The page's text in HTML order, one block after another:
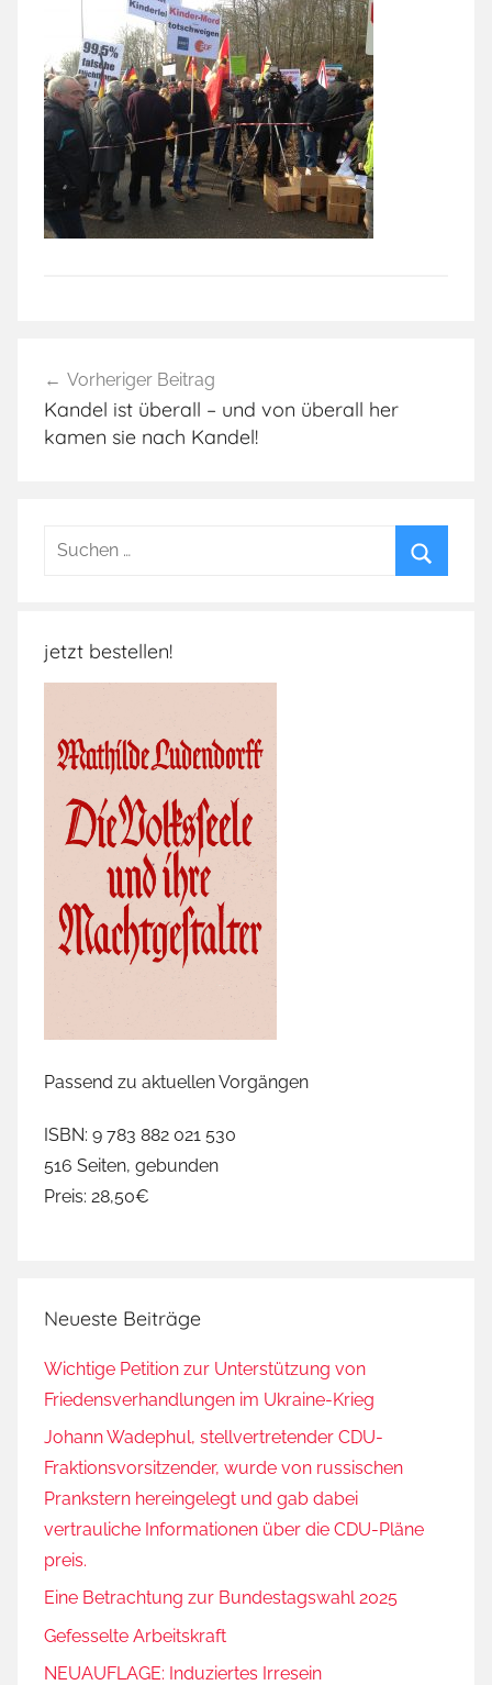
Vorheriger Beitrag
Kandel ist überall – und von überall her
kamen sie nach Kandel!
Suchen
jetzt bestellen!
Passend zu aktuellen Vorgängen
ISBN: 9 783 882 021 530
516 Seiten, gebunden
Preis: 28,50€
Neueste Beiträge
Wichtige Petition zur Unterstützung von
Friedensverhandlungen im Ukraine-Krieg
Johann Wadephul, stellvertretender CDU-
Fraktionsvorsitzender, wurde von russischen
Prankstern hereingelegt und gab dabei
vertrauliche Informationen über die CDU-Pläne
preis.
Eine Betrachtung zur Bundestagswahl 2025
Gefesselte Arbeitskraft
NEUAUFLAGE: Induziertes Irresein